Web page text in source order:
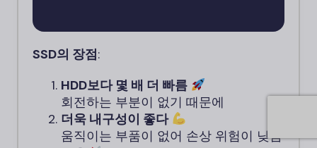
SSD의 장점 :
HDD보다 몇 배 더 빠름
회전하는 부분이 없기 때문에
더욱 내구성이 좋다
움직이는 부품이 없어 손상 위험이 낮음